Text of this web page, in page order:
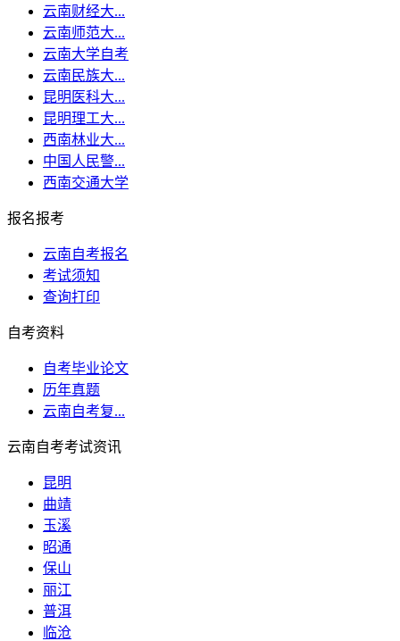
云南财经大...
云南师范大...
云南大学自考
云南民族大...
昆明医科大...
昆明理工大...
西南林业大...
中国人民警...
西南交通大学
报名报考
云南自考报名
考试须知
查询打印
自考资料
自考毕业论文
历年真题
云南自考复...
云南自考考试资讯
昆明
曲靖
玉溪
昭通
保山
丽江
普洱
临沧